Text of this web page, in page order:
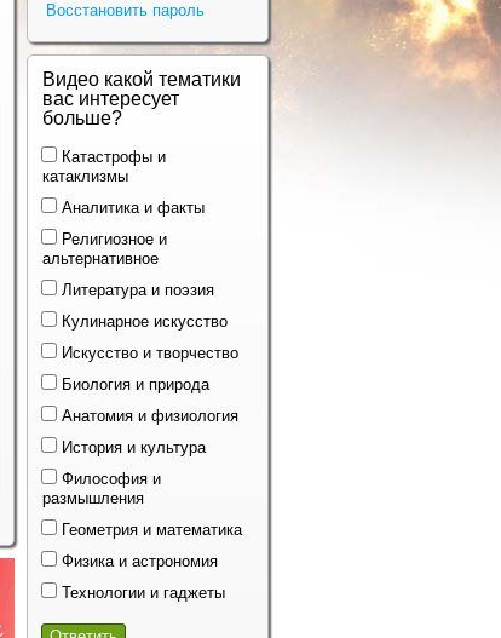
Восстановить пароль
Видео какой тематики
вас интересует
больше?
Катастрофы и
катаклизмы
Аналитика и факты
Религиозное и
альтернативное
Литература и поэзия
Кулинарное искусство
Искусство и творчество
Биология и природа
Анатомия и физиология
История и культура
Философия и
размышления
Геометрия и математика
Физика и астрономия
Технологии и гаджеты